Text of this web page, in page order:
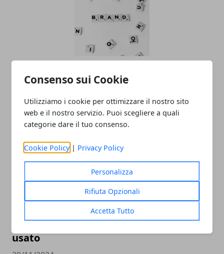
Consenso sui Cookie
Utilizziamo i cookie per ottimizzare il nostro sito
web e il nostro servizio. Puoi scegliere a quali
categorie dare il tuo consenso.
Cookie Policy | Privacy Policy
Personalizza
Rifiuta Opzionali
Accetta Tutto
storytelling e perché investire in
un’intervista per rafforzarlo
22/10/2025
Auto ibride: come comprare un buon
usato